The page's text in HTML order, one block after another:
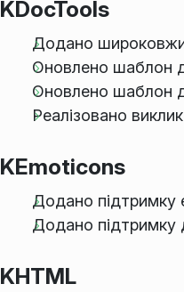
KDocTools
Додано
Оновлено шаблон
Оновлено шаблон
Реалізовано
KEmoticons
Додано підтримку
Додано підтримку
KHTML